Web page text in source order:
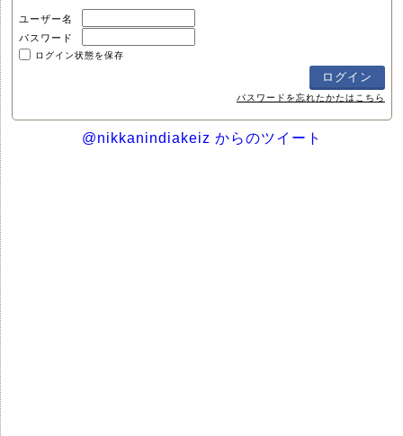
ユーザー名
パスワード
ログイン状態を保存
パスワードを忘れたかたはこちら
@nikkanindiakeiz からのツイート